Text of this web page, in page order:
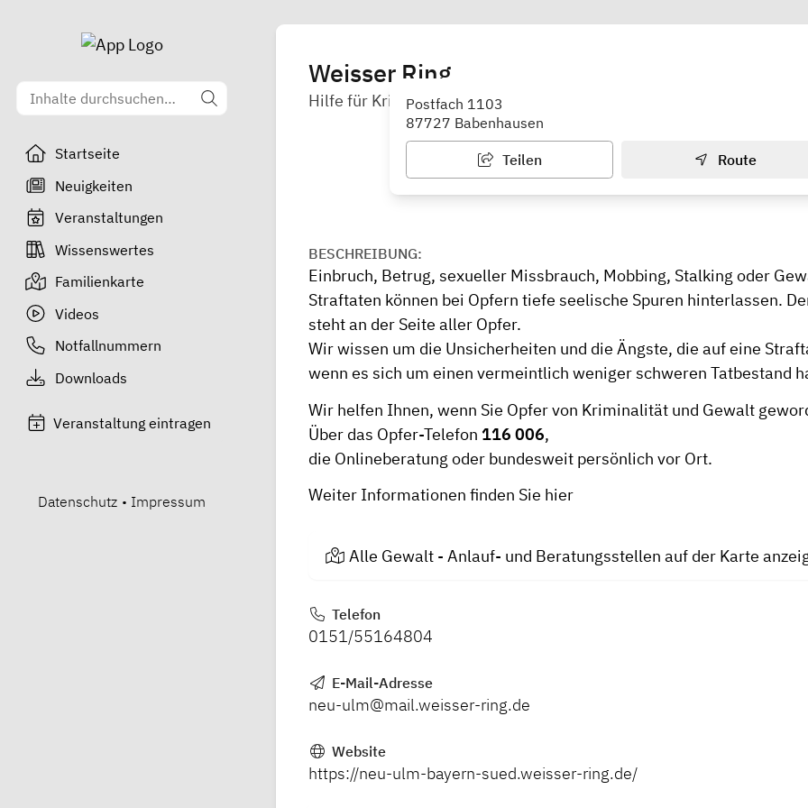
Startseite
Neuigkeiten
Veranstaltungen
Wissenswertes
Familienkarte
Videos
Notfallnummern
Downloads
Veranstaltung eintragen
Datenschutz • Impressum
Weisser Ring
Hilfe für Kriminalitätsopfer
Postfach 1103
87727 Babenhausen
Teilen Route
BESCHREIBUNG:
Einbruch, Betrug, sexueller Missbrauch, Mobbing, Stalking oder
Straftaten können bei Opfern tiefe seelische Spuren hinterlassen.
steht an der Seite aller Opfer.
Wir wissen um die Unsicherheiten und die Ängste, die auf eine
wenn es sich um einen vermeintlich weniger schweren Tatbestand
Wir helfen Ihnen, wenn Sie Opfer von Kriminalität und Gewalt
Über das Opfer-Telefon 116 006,
die Onlineberatung oder bundesweit persönlich vor Ort.
Weiter Informationen finden Sie hier
Alle Gewalt - Anlauf- und Beratungsstellen auf der Karte
Telefon
0151/55164804
E-Mail-Adresse
neu-ulm@mail.weisser-ring.de
Website
https://neu-ulm-bayern-sued.weisser-ring.de/